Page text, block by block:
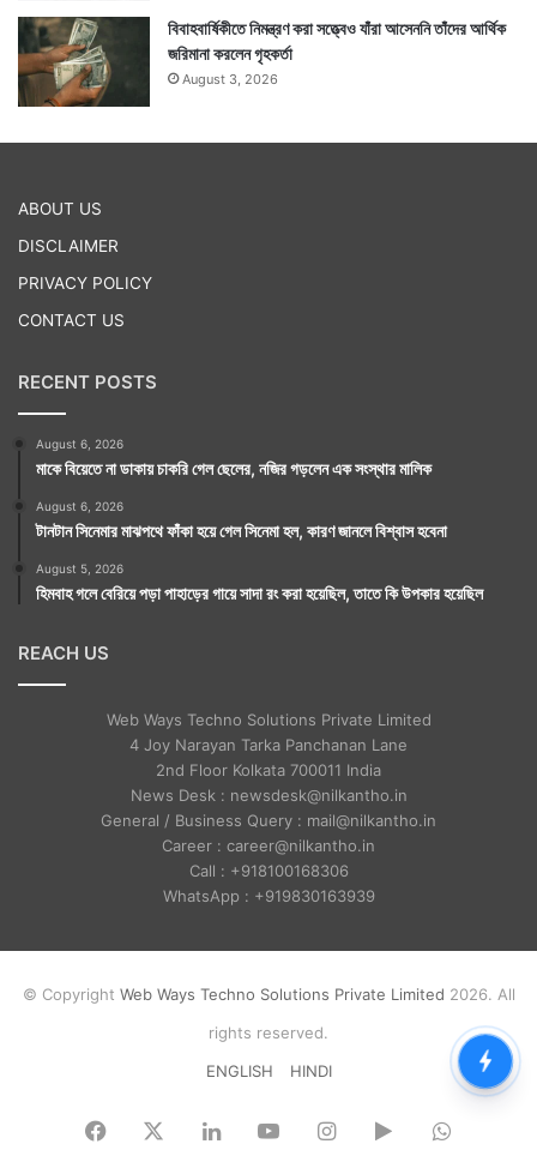
বিবাহবার্ষিকীতে নিমন্ত্রণ করা সত্ত্বেও যাঁরা আসেননি তাঁদের আর্থিক
জরিমানা করলেন গৃহকর্তা
August 3, 2026
ABOUT US
DISCLAIMER
PRIVACY POLICY
CONTACT US
RECENT POSTS
August 6, 2026
মাকে বিয়েতে না ডাকায় চাকরি গেল ছেলের, নজির গড়লেন এক সংস্থার মালিক
August 6, 2026
টানটান সিনেমার মাঝপথে ফাঁকা হয়ে গেল সিনেমা হল, কারণ জানলে বিশ্বাস হবেনা
August 5, 2026
হিমবাহ গলে বেরিয়ে পড়া পাহাড়ের গায়ে সাদা রং করা হয়েছিল, তাতে কি উপকার হয়েছিল
REACH US
Web Ways Techno Solutions Private Limited
4 Joy Narayan Tarka Panchanan Lane
2nd Floor Kolkata 700011 India
News Desk : newsdesk@nilkantho.in
General / Business Query : mail@nilkantho.in
Career : career@nilkantho.in
Call : +918100168306
WhatsApp : +919830163939
© Copyright Web Ways Techno Solutions Private Limited 2026. All
rights reserved.
ENGLISH
HINDI
Facebook LinkedInYouTubeInstagram
Google